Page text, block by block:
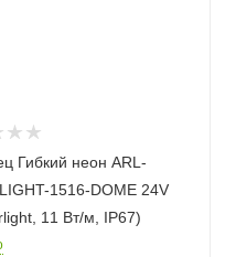
Гибкий неон ARL-
1516-DOME 24V
11 Вт/м, IP67)